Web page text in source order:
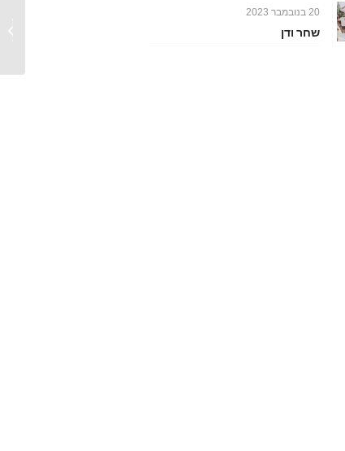
20 בנובמבר 2023
שחר ודן